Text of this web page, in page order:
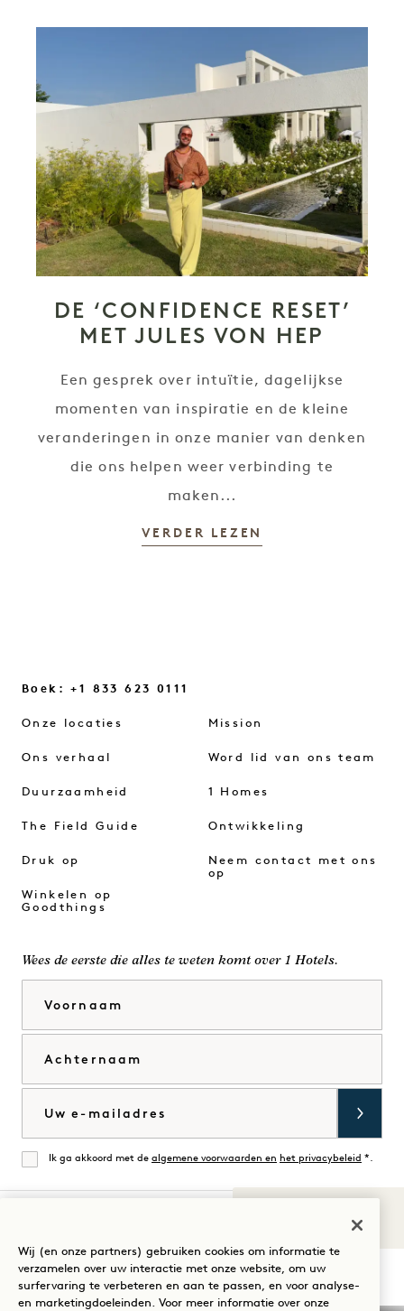
DE ‘CONFIDENCE RESET’
MET JULES VON HEP
Een gesprek over intuïtie, dagelijkse
momenten van inspiratie en de kleine
veranderingen in onze manier van denken
die ons helpen weer verbinding te
maken...
VERDER LEZEN
Boek: +1 833 623 0111
Onze locaties
Ons verhaal
Duurzaamheid
The Field Guide
Druk op
Winkelen op
Goodthings
Mission
Word lid van ons team
1 Homes
Ontwikkeling
Neem contact met ons
op
Wees de eerste die alles te weten komt over 1 Hotels.
Mee eens
Ik ga akkoord met de algemene voorwaarden en het privacybeleid *.
Bezoek
1
Hotels
Bezoek
1
Hotels
Bezoek
1
Bezoek
1
Hotels
Bezoek
1
Hotels
Bezoek
1
Uw verblijf begeleiden
Wij (en onze partners) gebruiken cookies om informatie te
verzamelen over uw interactie met onze website, om uw
surfervaring te verbeteren en aan te passen, en voor analyse-
en marketingdoeleinden. Voor meer informatie over onze